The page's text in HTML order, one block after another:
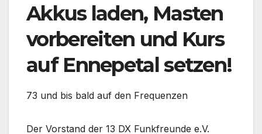
Akkus laden, Masten
vorbereiten und Kurs
auf Ennepetal setzen!
73 und bis bald auf den Frequenzen
Der Vorstand der 13 DX Funkfreunde e.V.